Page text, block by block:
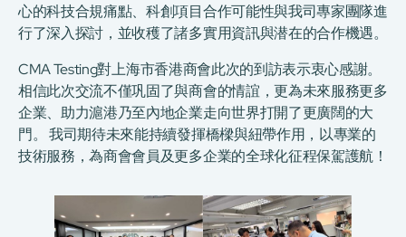
心的科技合規痛點、科創項目合作可能性與我司專家團隊進
行了深入探討，並收穫了諸多實用資訊與潜在的合作機遇。
CMA Testing對上海市香港商會此次的到訪表示衷心感謝。
相信此次交流不僅巩固了與商會的情誼，更為未來服務更多
企業、助力滬港乃至內地企業走向世界打開了更廣闊的大
門。 我司期待未來能持續發揮橋樑與紐帶作用，以專業的
技術服務，為商會會員及更多企業的全球化征程保駕護航！